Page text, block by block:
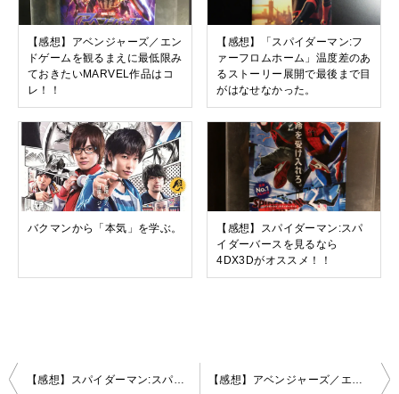
【感想】アベンジャーズ／エン
ドゲームを観るまえに最低限み
ておきたいMARVEL作品はコ
レ！！
【感想】「スパイダーマン:フ
ァーフロムホーム」温度差のあ
るストーリー展開で最後まで目
がはなせなかった。
バクマンから「本気」を学ぶ。
【感想】スパイダーマン:スパ
イダーバースを見るなら
4DX3Dがオススメ！！
投
【感想】スパイダーマン:スパイダーバースを見るなら4DX3Dがオススメ！！ 【感想】アベンジャーズ／エンドゲームを観るまえに最低限みておきたいMARVEL作品はコレ！！